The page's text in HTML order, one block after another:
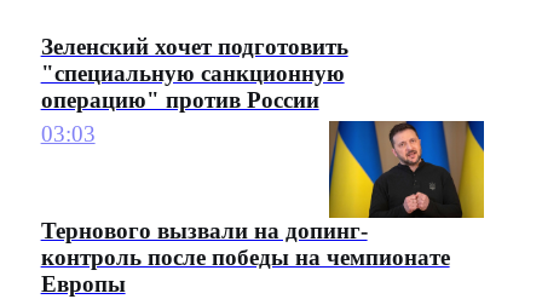
Зеленский хочет подготовить
"специальную санкционную
операцию" против России
03:03
Тернового вызвали на допинг-
контроль после победы на чемпионате
Европы